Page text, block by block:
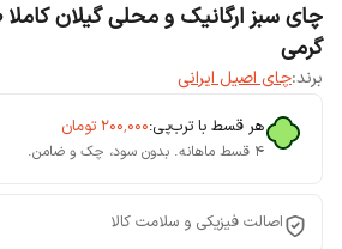
گرمی
برند:چای اصیل ایرانی
هر قسط با ترب‌پی:۲۰۰٬۰۰۰ تومان
۴ قسط ماهانه. بدون سود، چک و ضامن.
اصالت فیزیکی و سلامت کالا